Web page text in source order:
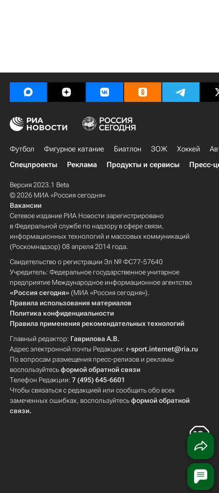
Футбол Фигурное катание Биатлон ЗОЖ Хоккей
Спецпроекты
Реклама Продукты и сервисы Пресс-
Версия 2023.1 Beta
© 2026 МИА «Россия сегодня»
Вакансии
Сетевое издание РИА Новости зарегистрировано
в Федеральной службе по надзору в сфере связи,
информационных технологий и массовых коммуникаций
(Роскомнадзор) 08 апреля 2014 года.
Свидетельство о регистрации Эл № ФС77-57640
Учредитель: Федеральное государственное унитарное
предприятие Международное информационное агентство
«Россия сегодня» (МИА «Россия сегодня»).
Правила использования материалов
Политика конфиденциальности
Правила применения рекомендательных технологий
Главный редактор: Гаврилова А.В.
Адрес электронной почты Редакции: r-sport.internet@ria.ru
По вопросам размещения пресс-релизов и рекламы
воспользуйтесьформой обратной связи
Телефон Редакции: 7 (495) 645-6601
Чтобы связаться с редакцией или сообщить обо всех
замеченных ошибках, воспользуйтесьформой обратной
связи.